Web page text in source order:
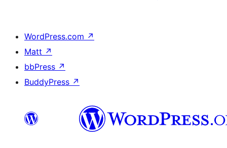
WordPress.com ↗
Matt ↗
bbPress ↗
BuddyPress ↗